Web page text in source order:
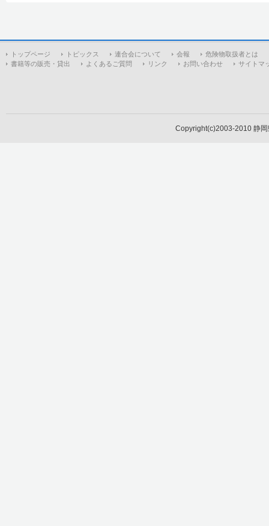
トップページ トピックス 連合会について 会報
危険物取扱者とは
書籍等の販売・貸出
よくあるご質問 リンク お問い合わせ サイトマ
Copyright(c)2003-2010 静